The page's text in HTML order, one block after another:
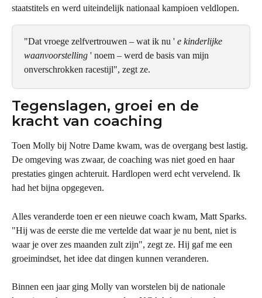
staatstitels en werd uiteindelijk nationaal kampioen veldlopen.
"Dat vroege zelfvertrouwen – wat ik nu ' e kinderlijke
waanvoorstelling ' noem – werd de basis van mijn
onverschrokken racestijl", zegt ze.
Tegenslagen, groei en de
kracht van coaching
Toen Molly bij Notre Dame kwam, was de overgang best lastig.
De omgeving was zwaar, de coaching was niet goed en haar
prestaties gingen achteruit. Hardlopen werd echt vervelend. Ik
had het bijna opgegeven.
Alles veranderde toen er een nieuwe coach kwam, Matt Sparks.
"Hij was de eerste die me vertelde dat waar je nu bent, niet is
waar je over zes maanden zult zijn", zegt ze. Hij gaf me een
groeimindset, het idee dat dingen kunnen veranderen.
Binnen een jaar ging Molly van worstelen bij de nationale